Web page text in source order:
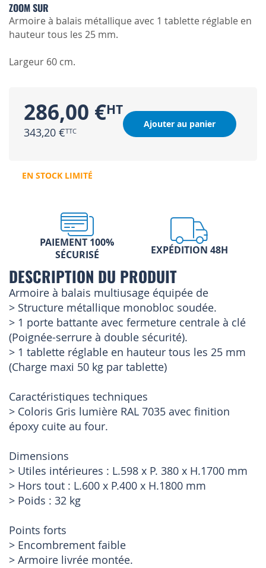
ZOOM SUR
Armoire à balais métallique avec 1 tablette réglable en
hauteur tous les 25 mm.
Largeur 60 cm.
286,00 €
343,20 €
Ajouter au panier
EN STOCK LIMITÉ
PAIEMENT 100%
SÉCURISÉ
EXPÉDITION 48H
DESCRIPTION DU PRODUIT
Armoire à balais multiusage équipée de
> Structure métallique monobloc soudée.
> 1 porte battante avec fermeture centrale à clé
(Poignée-serrure à double sécurité).
> 1 tablette réglable en hauteur tous les 25 mm
(Charge maxi 50 kg par tablette)
Caractéristiques techniques
> Coloris Gris lumière RAL 7035 avec finition
époxy cuite au four.
Dimensions
> Utiles intérieures : L.598 x P. 380 x H.1700 mm
> Hors tout : L.600 x P.400 x H.1800 mm
> Poids : 32 kg
Points forts
> Encombrement faible
> Armoire livrée montée.